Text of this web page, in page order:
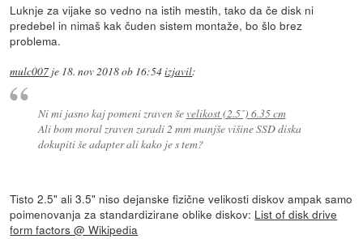
Luknje za vijake so vedno na istih mestih, tako da če disk ni
predebel in nimaš kak čuden sistem montaže, bo šlo brez
problema.
mulc007 je 18. nov 2018 ob 16:54izjavil:
Ni mi jasno kaj pomeni zraven še velikost (2.5˝) 6.35 cm
Ali bom moral zraven zaradi 2 mm manjše višine SSD diska
dokupiti še adapter ali kako je s tem?
Tisto 2.5" ali 3.5" niso dejanske fizične velikosti diskov ampak samo
poimenovanja za standardizirane oblike diskov: List of disk drive
form factors @ Wikipedia